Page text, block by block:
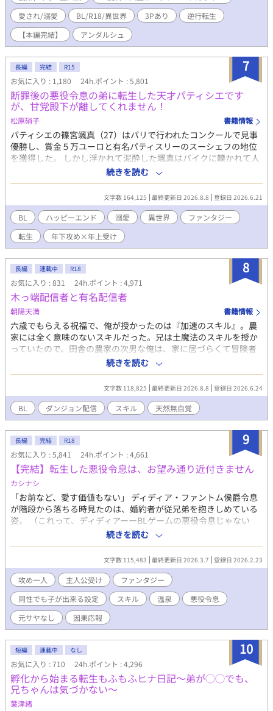
載していた時の設定で書いている場面もあります。 ※いくつか番
外編を更新していますが、R7年12月現在更新メインとしているの
は【ジェイドとリエンのやり直し】の番外編です。 よろしくお願
いします🙇
愛され/溺愛
BL/R18/異世界 3Pあり
逆行転生
【本編完結】
アンダルシュ
7
長編 完結 R15
お気に入り : 1,180 24h.ポイント : 5,801
断罪後の悪役令息の弟に転生した天才パティシエです
が、甘党殿下が離してくれません！
松原硝子 書籍情報
パティシエの篠宮颯真（27）はパリで行われたコンクールで見事
優勝し、賞金５万ユーロと有名パティスリーのスーシェフの地位
を獲得した。 しかし浮かれて泥酔した颯真はバイクに轢かれて人
生を終える。 目覚めた颯真は友人が激推ししていたBLゲームの世
界に転生していた！ だが悪役令息の弟――エリオット・ペンブル
ックに転生してしまったうえに、前世の記憶を取りもどしたのは
兄・ヴィクターが断罪され、伯爵家がボロボロになった直後。 兄
は幽閉、一家も財産や領地の没収され、さらに王侯貴族の証とも
いえる魔力も失ってしまう。 残されたのは名ばかりの家名と王都
の屋敷だけ。 前世の記憶が戻ったエリオットは、家族を支えるた
めに身分を隠して王都のティーハウスでパティシエとして働き始
めた。 ある日、エリオットは店の前で倒れそうになっていたルー
クという少年を助ける。 11年後。エリオットはティーハウスのオ
ーナーに、王都で開催されるコンクールへの出場を勧められる。
優勝賞金は10万ベル。これだけあればしばらくは家族に楽をさせ
ることができると考えたエリオットは、賞金欲しさに出場を決意
する。 結果は見事優勝。 しかし翌日、王宮より使者がやってく
る。 呼び出し主は会ったこともないはずの第三王子で…！？ 最強
だけど執着溺愛が止まらない年下大型犬王子×恋愛に疎い天才パ
ティシエの王宮を舞台にしたサスペンス要素ありのラブコメで
続きを読む
文字数 164,125 最終更新日 2026.8.8 登録日 2026.6.21
BL ハッピーエンド 溺愛 異世界
ファンタジー
転生
年下攻め×年上受け
8
長編 連載中 R18
お気に入り : 831 24h.ポイント : 4,971
木っ端配信者と有名配信者
朝陽天満 書籍情報
六歳でもらえる祝福で、俺が授かったのは『加速のスキル』。農
家には全く意味のないスキルだった。兄は土魔法のスキルを授か
っていたので、田舎の農家の次男な俺は、家に居づらくて冒険者
になった。 双子の弟が生まれてからいよいよ家の貧乏に拍車がか
かり、俺はすっかり邪魔者となり、家を出た。 けれど田舎、され
ど田舎。ギルドの依頼書はどこぞの畑の手伝いや、害獣駆除。生
活はカツカツ。 細々ギルドの小間使いをしていて、受付で見つけ
た【ダンジョン配信して、収入アップを目指そう！】の張り紙。
講習を受ければ配信ライセンスを貰えるということで、講習を受
けてライセンスをゲットした。 けれど田舎では配信できるような
ダンジョンが近くにない。 型落ちの魔道具をゲットできたので一
番近いダンジョンに入って配信してはみたけれど、再生回数は伸
びない。 こんな田舎では成功なんかするわけないと奮起した俺
は、王都に向かって有名配信者を目指すことにしたのだった。 決
して契約更新料が高くて田舎を出てきたわけじゃないったら。 王
都で何とか頑張って再生回数を伸ばそうとする俺の元に、ある日
指名依頼が入って…… 総再生回数二桁代の木っ端配信者が有名配
信グループに見初められてその能力の本領発揮する話です。（CP
固定。ハッピーエンド確約。投げ肉は控えめに） 弱弱しそうに見
えて（本人は弱いと思っている）主人公の実は強いんですなお
話。 ムーンライトノベルズでも連載してます
続きを読む
文字数 118,825 最終更新日 2026.8.8 登録日 2026.6.24
BL ダンジョン配信 スキル 天然無自覚
9
長編 完結 R18
お気に入り : 5,841 24h.ポイント : 4,661
【完結】転生した悪役令息は、お望み通り近付きません
カシナシ
「お前など、愛す価値もない」 ディディア・ファントム侯爵令息
が階段から落ちる時見たのは、婚約者が従兄弟を抱きしめている
姿。 （これって、ディディアーーBLゲームの悪役令息じゃない
か！） 妹の笑顔を見るためにやりこんでいたBLゲーム。引くほど
レベルを上げた主人公のスキルが、なぜかディディアに転生して
そのまま引き継いでいる。 スキルなしとして家族に『失敗作』と
蔑まれていたのは、そのスキルのレベルが高すぎたかららしい。
スキルと自分を取り戻したディディアは、婚約者を追いかけまわ
すのを辞め、自立に向けて淡々と準備をする。 もちろん元婚約者
と従兄弟には近付かないので、絡んでこないでいただけます？ 十
万文字程度。 3/7 完結しました！ ※主人公：マイペース美人受け
※女性向けHOTランキング1位、ありがとうございました。完結ま
た！あああありがとうございます……！｡ﾟ(ﾟ´Д`ﾟ)ﾟ｡ たくさんの
閲覧、イイね、エール、感想は、作者の血肉になります……！(o
´ω`o)ありがとうございます！(●′ω`人′ω`●)
続きを読む
文字数 115,483 最終更新日 2026.3.7 登録日 2026.2.23
攻め一人 主人公受け
ファンタジー
同性でも子が出来る設定
スキル 温泉
悪役令息
元サヤなし
因果応報
10
短編 連載中 なし
お気に入り : 710 24h.ポイント : 4,296
孵化から始まる転生もふもふヒナ日記〜弟が◯◯でも、
兄ちゃんは気づかない〜
葉津緒